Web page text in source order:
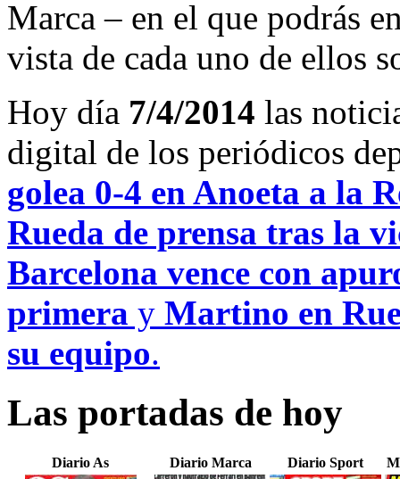
Marca – en el que podrás
vista de cada uno de ellos
Hoy día 7/4/2014 las
digital de los periódicos
golea 0-4 en Anoeta a la
Rueda de prensa tras la
Barcelona vence con
primera y Martino en
su equipo.
Las portadas de hoy
Diario As Diario Marca Diario Sport